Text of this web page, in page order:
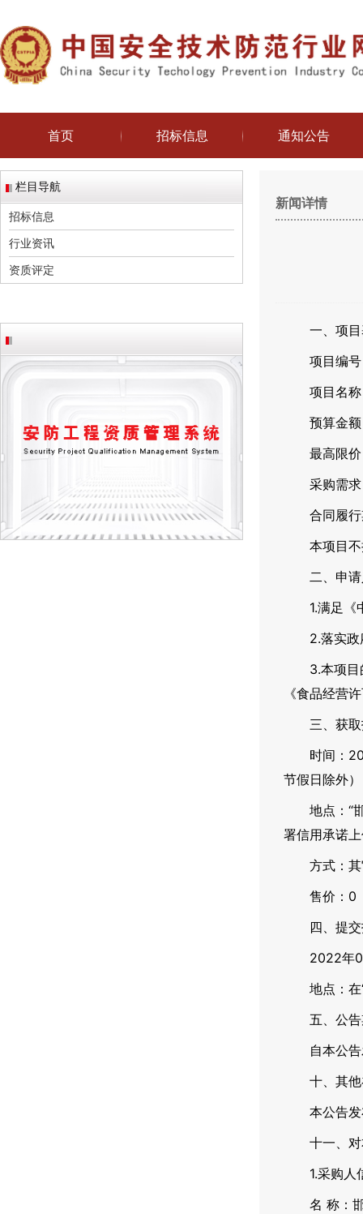
首页 招标信息 通知公告
栏目导航
招标信息
行业资讯
资质评定
新闻详情
一、项目
项目编号
项目名称
预算金额
最高限价
采购需求
合同履行
本项目不
二、申请
1.满足《中
2.落实政府
3.本项目的
《食品经营
三、获取
时间：
节假日除外）
地点：“邯
署信用承诺
方式：其
售价：0
四、提交
2022年01
地点：在“
五、公告
自本公告
十、其他
本公告发
十一、对
1.采购人
名 称：邯